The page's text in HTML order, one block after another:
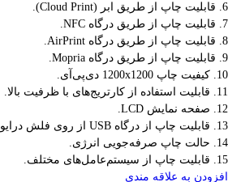
6. قابلیت چاپ از طریق ابر (Cloud Print).
7. قابلیت چاپ از طریق درگاه NFC.
8. قابلیت چاپ از طریق درگاه AirPrint.
9. قابلیت چاپ از طریق درگاه Mopria.
10. کیفیت چاپ 1200x1200 دی‌پی‌آی.
11. قابلیت استفاده از کارتریج‌های با ظرفیت بالا.
12. صفحه نمایش LCD.
13. قابلیت چاپ از درگاه USB از روی فلش درایو.
14. حالت چاپ صرفه‌جویی انرژی.
15. قابلیت چاپ از سیستم‌عامل‌های مختلف.
افزودن به علاقه مندی